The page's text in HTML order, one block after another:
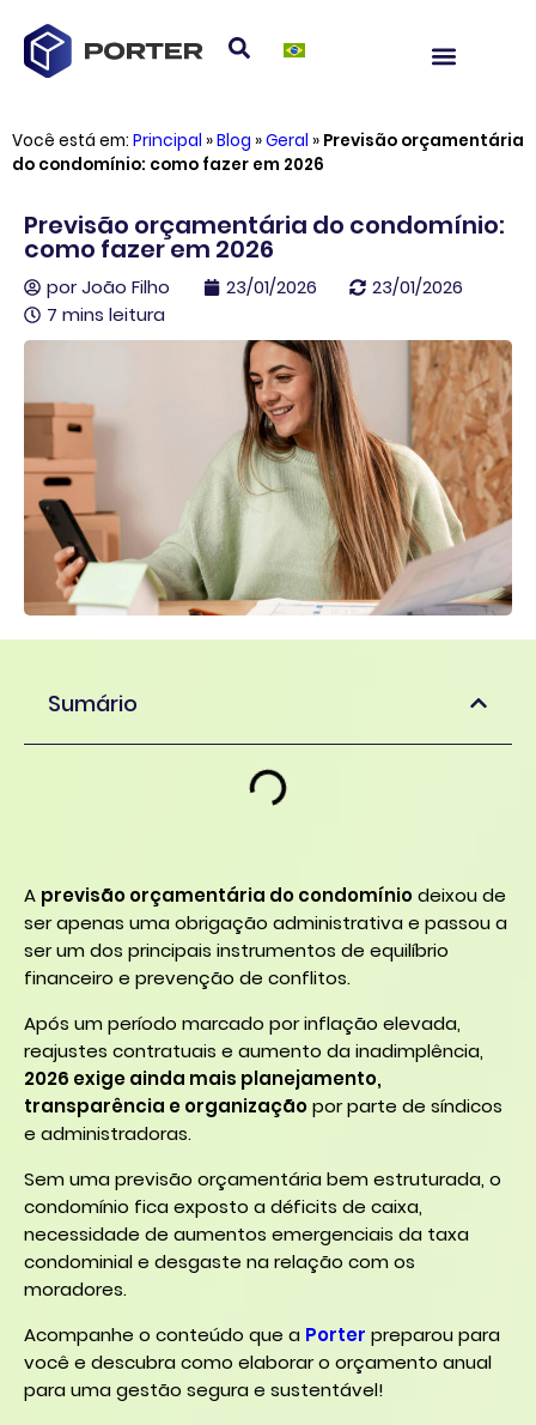
Você está em: Principal »Blog »Geral » Previsão orçamentária
do condomínio: como fazer em 2026
Previsão orçamentária do condomínio:
como fazer em 2026
porJoão Filho 23/01/2026
23/01/2026
7 mins leitura
Sumário
A previsão orçamentária do condomíniodeixou de
ser apenas uma obrigação administrativa e passou a
ser um dos principais instrumentos de equilíbrio
financeiro e prevenção de conflitos.
Após um período marcado por inflação elevada,
reajustes contratuais e aumento da inadimplência,
2026 exige ainda mais planejamento,
transparência e organizaçãopor parte de síndicos
e administradoras.
Sem uma previsão orçamentária bem estruturada, o
condomínio fica exposto a déficits de caixa,
necessidade de aumentos emergenciais da taxa
condominial e desgaste na relação com os
moradores.
Acompanhe o conteúdo que a Porter preparou para
você e descubra como elaborar o orçamento anual
para uma gestão segura e sustentável!